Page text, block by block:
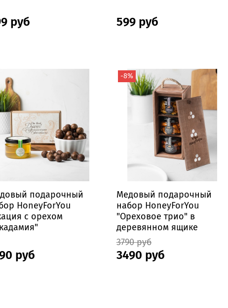
руб 599 руб
подарочный
HoneyForYou
с орехом
руб
-8%
Медовый подарочный
набор HoneyForYou
"Ореховое трио" в
деревянном ящике
3790 руб
3490 руб